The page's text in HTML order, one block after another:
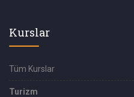
Kurslar
Tüm Kurslar
Turizm